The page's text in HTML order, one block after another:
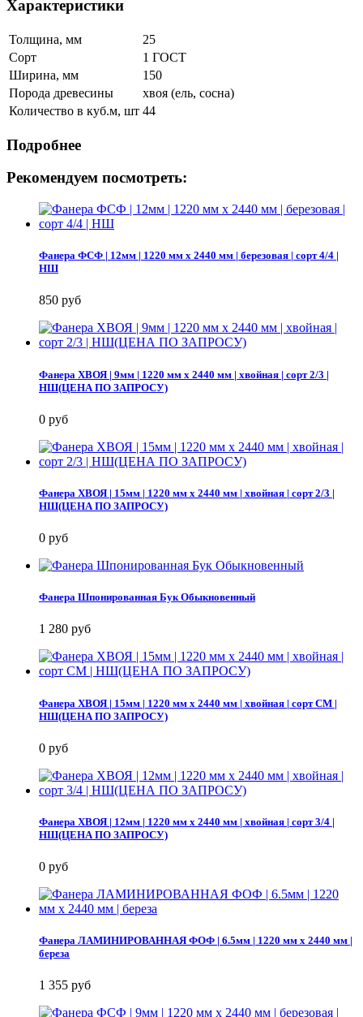
Характеристики
Толщина, мм
25
Сорт
1 ГОСТ
Ширина, мм
150
Порода древесины
хвоя (ель, сосна)
Количество в куб.м, шт 44
Подробнее
Рекомендуем посмотреть:
Фанера ФСФ | 12мм | 1220 мм х 2440 мм | березовая | сорт 4/4 |
НШ
850 руб
Фанера ХВОЯ | 9мм | 1220 мм х 2440 мм | хвойная | сорт 2/3 |
НШ(ЦЕНА ПО ЗАПРОСУ)
0 руб
Фанера ХВОЯ | 15мм | 1220 мм х 2440 мм | хвойная | сорт 2/3 |
НШ(ЦЕНА ПО ЗАПРОСУ)
0 руб
Фанера Шпонированная Бук Обыкновенный
1 280 руб
Фанера ХВОЯ | 15мм | 1220 мм х 2440 мм | хвойная | сорт СМ |
НШ(ЦЕНА ПО ЗАПРОСУ)
0 руб
Фанера ХВОЯ | 12мм | 1220 мм х 2440 мм | хвойная | сорт 3/4 |
НШ(ЦЕНА ПО ЗАПРОСУ)
0 руб
Фанера ЛАМИНИРОВАННАЯ ФОФ | 6.5мм | 1220 мм х 2440 мм |
береза
1 355 руб